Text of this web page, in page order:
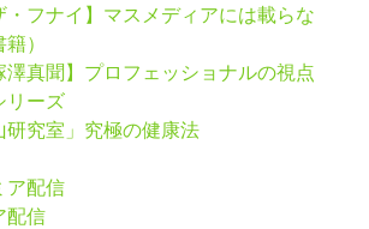
・フナイ】マスメディアには載らな
）
澤真聞】プロフェッショナルの視点
リーズ
研究室」究極の健康法
ア配信
配信